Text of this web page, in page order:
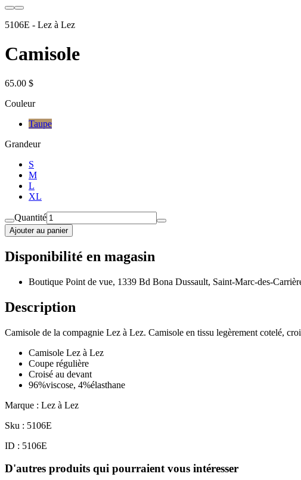
5106E - Lez à Lez
Camisole
65.00 $
Couleur
Taupe
Grandeur
S
M
L
XL
Quantité
Ajouter au panier
Disponibilité en magasin
Boutique Point de vue, 1339 Bd Bona Dussault, Saint-Marc-des-
Description
Camisole de la compagnie Lez à Lez. Camisole en tissu legèrement cotelé,
Camisole Lez à Lez
Coupe régulière
Croisé au devant
96%viscose, 4%élasthane
Marque : Lez à Lez
Sku : 5106E
ID : 5106E
D'autres produits qui pourraient vous intéresser